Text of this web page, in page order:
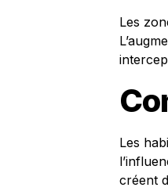
Les
Les
créent